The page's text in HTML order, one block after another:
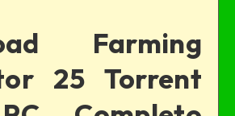
Farming
25 Torrent